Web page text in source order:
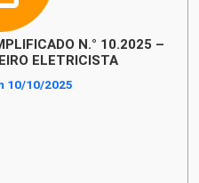
N.° 10.2025 –
ELETRICISTA
10/10/2025